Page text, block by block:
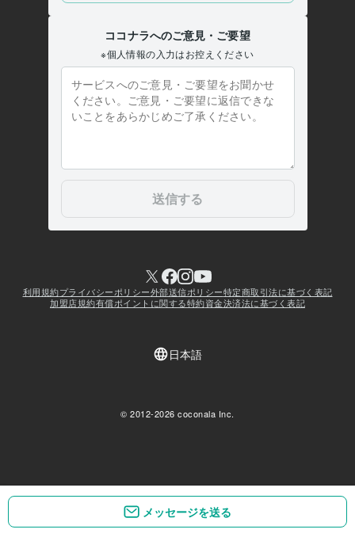
メッセージを送る
メッセージを送る